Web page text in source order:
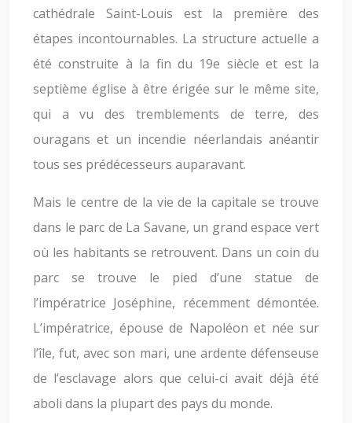
cathédrale Saint-Louis est la première des
étapes incontournables. La structure actuelle a
été construite à la fin du 19e siècle et est la
septième église à être érigée sur le même site,
qui a vu des tremblements de terre, des
ouragans et un incendie néerlandais anéantir
tous ses prédécesseurs auparavant.
Mais le centre de la vie de la capitale se trouve
dans le parc de La Savane, un grand espace vert
où les habitants se retrouvent. Dans un coin du
parc se trouve le pied d’une statue de
l’impératrice Joséphine, récemment démontée.
L’impératrice, épouse de Napoléon et née sur
l’île, fut, avec son mari, une ardente défenseuse
de l’esclavage alors que celui-ci avait déjà été
aboli dans la plupart des pays du monde.